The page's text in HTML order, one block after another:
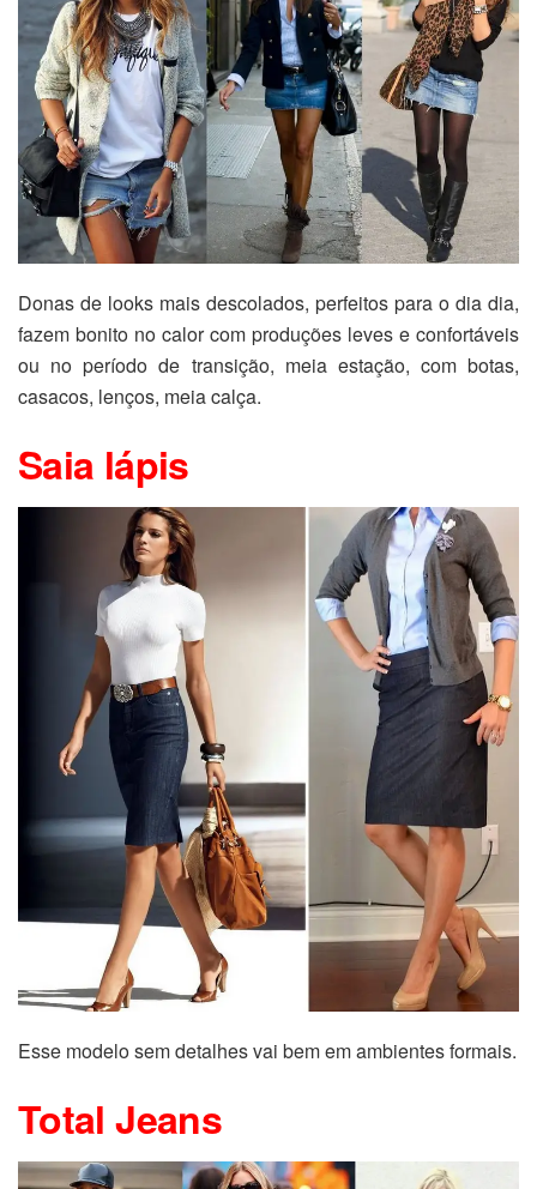
Donas de looks mais descolados, perfeitos para o dia dia,
fazem bonito no calor com produções leves e confortáveis
ou no período de transição, meia estação, com botas,
casacos, lenços, meia calça.
Saia lápis
Esse modelo sem detalhes vai bem em ambientes formais.
Total Jeans